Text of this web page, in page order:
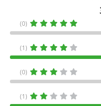
(0)
(1)
(0)
(1)